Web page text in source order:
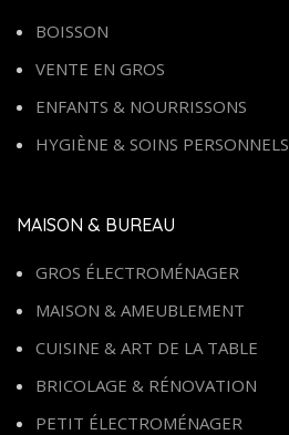
BOISSON
VENTE EN GROS
ENFANTS & NOURRISSONS
HYGIÈNE & SOINS PERSONNELS
MAISON & BUREAU
GROS ÉLECTROMÉNAGER
MAISON & AMEUBLEMENT
CUISINE & ART DE LA TABLE
BRICOLAGE & RÉNOVATION
PETIT ÉLECTROMÉNAGER